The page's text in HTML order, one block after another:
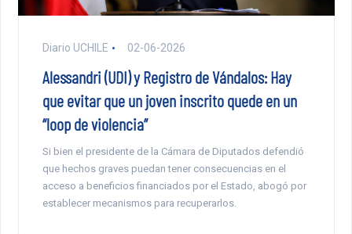
Diario UCHILE 02-06-2026
Alessandri (UDI) y Registro de Vándalos: Hay
que evitar que un joven inscrito quede en un
“loop de violencia”
Si bien el presidente de la Cámara de Diputados defendió
que hechos graves puedan tener consecuencias en el
acceso a beneficios financiados por el Estado, abogó por
establecer mecanismos para recuperarlos.